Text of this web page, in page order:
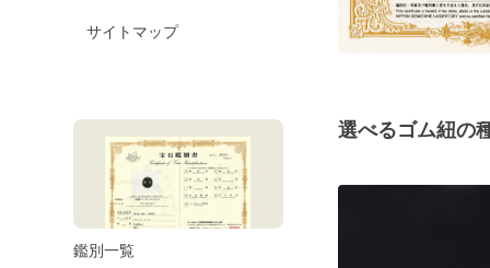
サイトマップ
鑑別一覧
選べるゴム紐の